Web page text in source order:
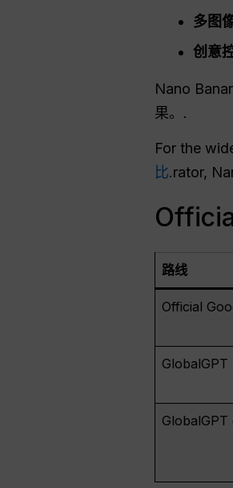
多图
创意
Nano
果。.
For the
比.rator,
路线
Official